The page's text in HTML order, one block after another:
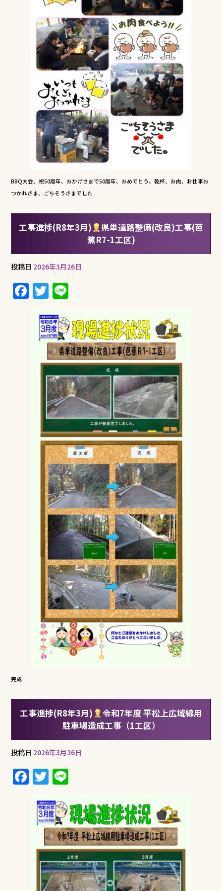
BBQ大会、祝50周年、おかげさまで50周年、おめでとう、乾杯、お肉、お仕事お
つかれさま、ごちそうさまでした
工事進捗(R8年3月)
県単道路整備(改良)工事(芭
蕉R7-1工区)
投稿日 2026年3月26日
F
a
c
e
T
w
it
te
r
e
完成
工事進捗(R8年3月)
令和7年度 平松上広域線用
駐車場造成工事（1工区）
投稿日 2026年3月26日
F
a
c
e
o
T
w
it
te
r
e